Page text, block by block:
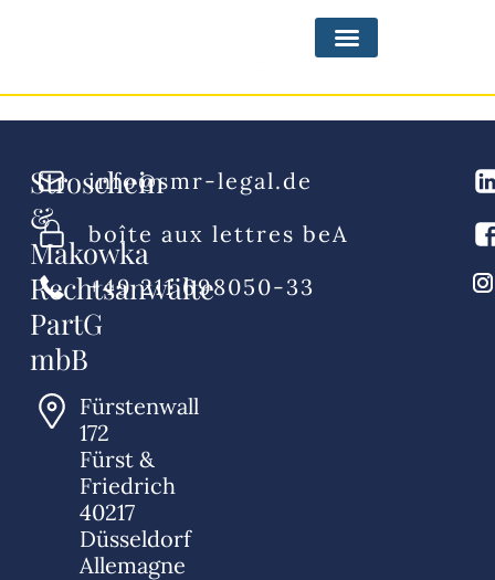
Stroschein
&
Makowka
Rechtsanwälte
PartG
mbB
Fürstenwall
172
Fürst &
Friedrich
40217
Düsseldorf
Allemagne
info@smr-legal.de
boîte aux lettres beA
+49 211 698050-33